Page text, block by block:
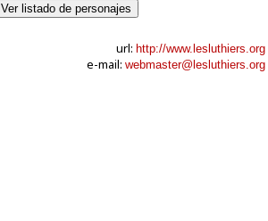
Ver listado de personajes
url: http://www.lesluthiers.org
e-mail: webmaster@lesluthiers.org